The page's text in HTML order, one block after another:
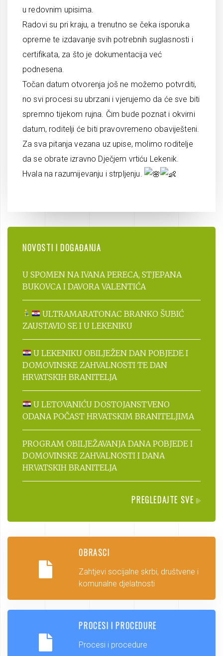
u redovnim upisima.
Radovi su pri kraju, a trenutno se čeka isporuka
opreme te izdavanje svih potrebnih suglasnosti i
certifikata, za što je dokumentacija već
podnesena.
Točan datum otvorenja još ne možemo potvrditi,
no svi procesi su ubrzani i vjerujemo da će sve biti
spremno tijekom rujna. Čim bude poznat i okvirni
datum, roditelji će biti pravovremeno obaviješteni.
Za sva pitanja vezana uz upise, molimo roditelje
da se obrate izravno Dječjem vrtiću Lekenik.
Hvala na razumijevanju i strpljenju.
NOVOSTI I DOGAĐANJA
U SPOMEN NA IVANA PERECA, STJEPANA
BUKOVCA I DAVORA VALENTIĆA
ULTRAMARATONAC BRANKO ŠUBIĆ
ZAUSTAVIO SE I U LEKENIKU
U LEKENIKU OBILJEŽEN DAN POBJEDE I
DOMOVINSKE ZAHVALNOSTI TE DAN
HRVATSKIH BRANITELJA
U LETOVANIĆU DOSTOJANSTVENO
ODANA POČAST HRVATSKIM BRANITELJIMA
PROGRAM OBILJEŽAVANJA DANA POBJEDE I
DOMOVINSKE ZAHVALNOSTI I DANA
HRVATSKIH BRANITELJA
PREGLEDAJTE SVE
OBRASCI
Zahtjevi socijalne skrbi, društvene i
komunalne djelatnosti
PROCESI I PROCEDURE
Procesi i procedure